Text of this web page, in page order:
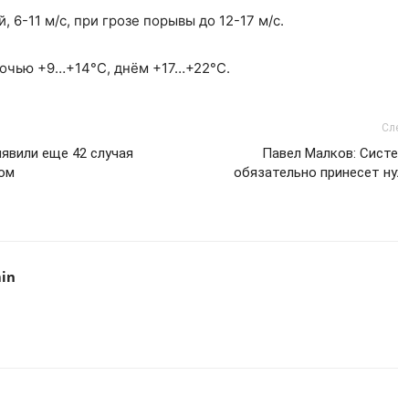
6-11 м/с, при грозе порывы до 12-17 м/с.
+9…+14°С, днём +17…+22°С.
еще 42 случая
Павел Малков:
обязательно принесет